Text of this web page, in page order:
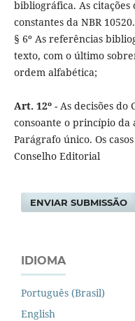
bibliográfica. As
constantes da NBR 10520.
§ 6º As referências
texto, com o último
ordem alfabética;
Art. 12º- As decisões do
consoante o princípio
Parágrafo único. Os
Conselho Editorial
ENVIAR SUBMISSÃO
IDIOMA
Português (Brasil)
English